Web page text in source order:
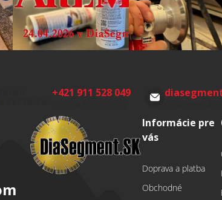
EXPEDÍCIA:
+421 911 528 049
Informácie pre
vás
Doprava a platba
Obchodné